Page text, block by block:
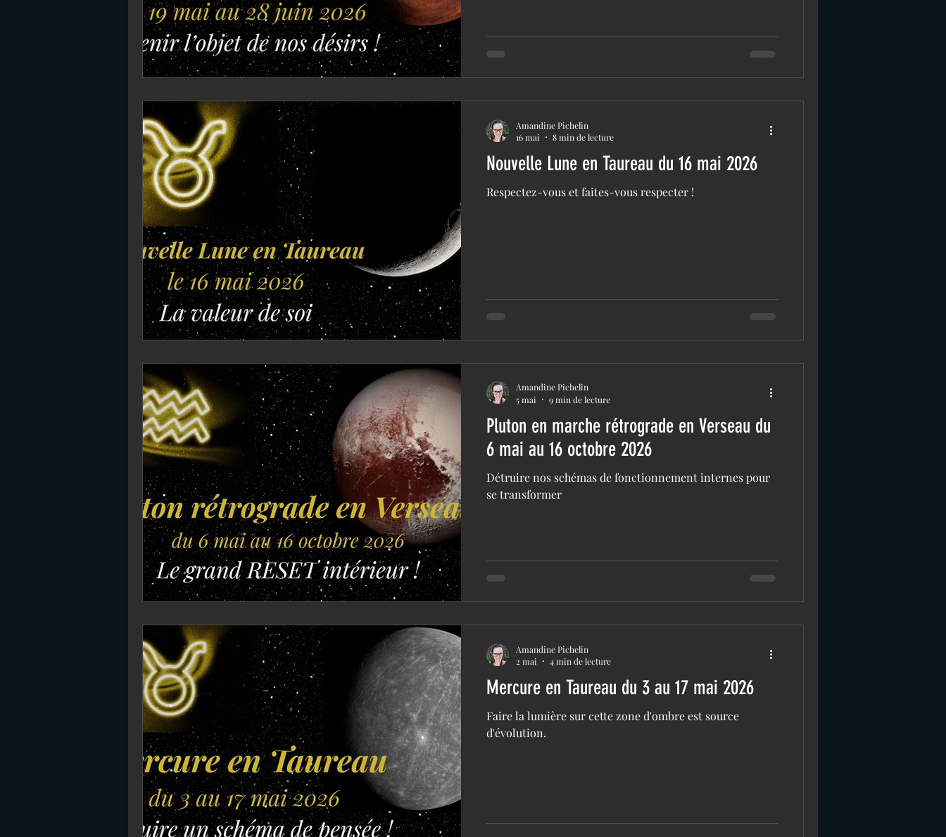
Nouvelle Lune en Taureau du 16 mai 2026
Respectez-vous et faites-vous respecter !
Amandine Pichelin
16 mai
8 min de lecture
Pluton en marche rétrograde en Verseau du
6 mai au 16 octobre 2026
Détruire nos schémas de fonctionnement internes pour
se transformer
Amandine Pichelin
5 mai
9 min de lecture
Mercure en Taureau du 3 au 17 mai 2026
Faire la lumière sur cette zone d'ombre est source
d'évolution.
Amandine Pichelin
2 mai
4 min de lecture